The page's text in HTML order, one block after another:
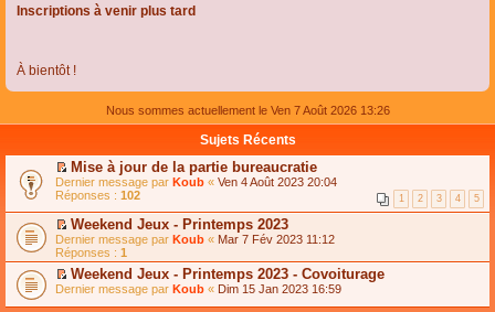
Inscriptions à venir plus tard
À bientôt !
Nous sommes actuellement le Ven 7 Août 2026 13:26
Sujets Récents
C
o
n
s
u
l
t
e
r
l
Mise à jour de la partie bureaucratie
Dernier message par Koub « Ven 4 Août 2023 20:04
Réponses : 102 1 2 3 4 5
C
o
n
s
u
Weekend Jeux - Printemps 2023
Dernier message par Koub « Mar 7 Fév 2023 11:12
Réponses : 1
C
Weekend Jeux - Printemps 2023 - Covoiturage
Dernier message par Koub « Dim 15 Jan 2023 16:59